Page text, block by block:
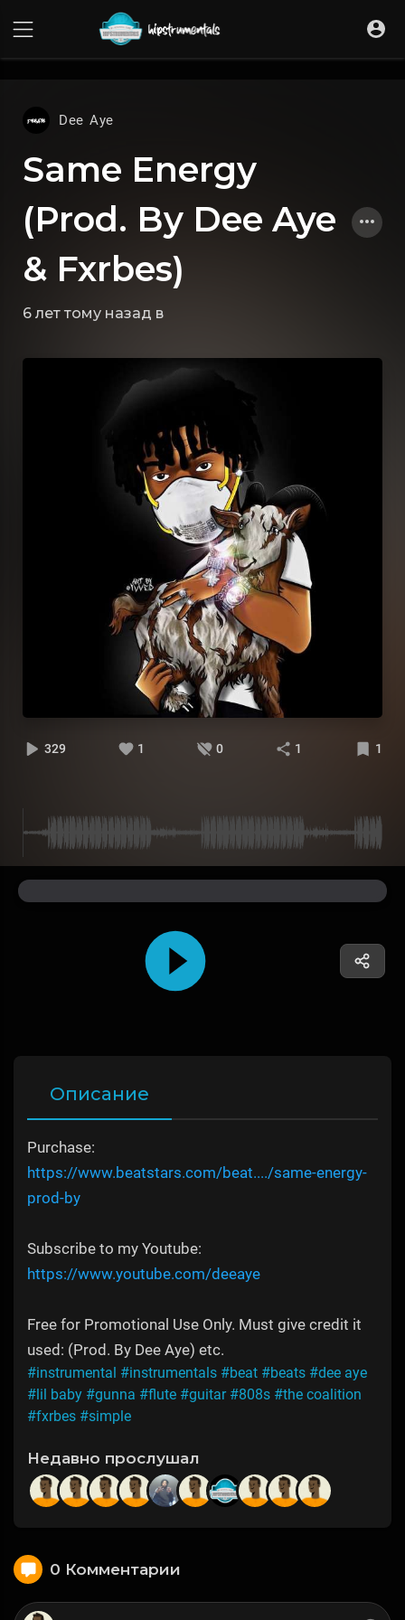
Dee Aye
Same Energy
(Prod. By Dee Aye
& Fxrbes)
6 лет тому назад в
329 1 0 1 1
Описание
Purchase:
https://www.beatstars.com/beat..../same-energy-
prod-by
Subscribe to my Youtube:
https://www.youtube.com/deeaye
Free for Promotional Use Only. Must give credit it
used: (Prod. By Dee Aye) etc.
#instrumental #instrumentals #beat #beats #dee aye
#lil baby #gunna #flute #guitar #808s #the coalition
#fxrbes #simple
Недавно прослушал
0 Комментарии